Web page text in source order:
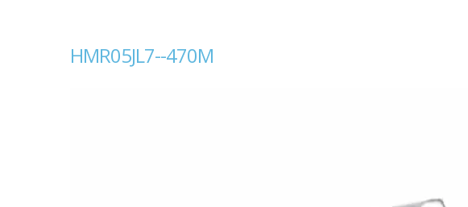
HMR05JL7--470M